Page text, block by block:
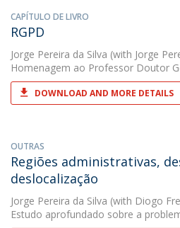
CAPÍTULO DE LIVRO
RGPD
Jorge Pereira da Silva (with Jorge
Homenagem ao Professor Doutor
DOWNLOAD AND MORE DETAILS
OUTRAS
Regiões administrativas,
deslocalização
Jorge Pereira da Silva (with Diogo
Estudo aprofundado sobre a